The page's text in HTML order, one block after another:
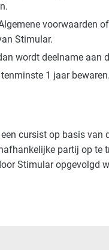
Stimular.
wordt deelname aan
1 jaar
cursist op basis van
partij op te
Stimular opgevolgd